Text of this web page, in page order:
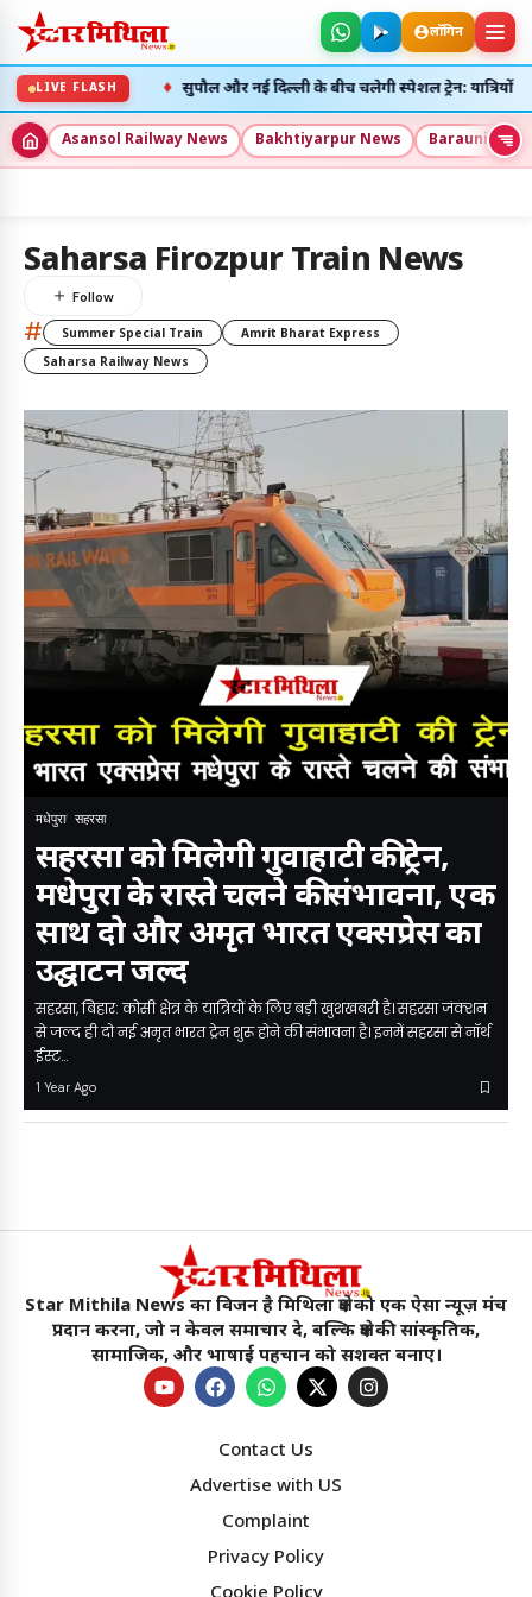
Asansol Railway News Bakhtiyarpur News Barauni News
लॉगिन
LIVE FLASH
रद्द सुपौल और नई दिल्ली के बीच चलेगी स्पेशल ट्रेन: यात्रियों की
8 अग॰ 2026
उदय: --:--
Saharsa Firozpur Train News
# Summer Special Train
Amrit Bharat Express
Saharsa Railway News
मधेपुरा सहरसा
सहरसा को मिलेगी गुवाहाटी की ट्रेन,
मधेपुरा के रास्ते चलने की संभावना, एक
साथ दो और अमृत भारत एक्सप्रेस का
उद्घाटन जल्द
सहरसा, बिहार: कोसी क्षेत्र के यात्रियों के लिए बड़ी खुशखबरी है। सहरसा जंक्शन
से जल्द ही दो नई अमृत भारत ट्रेन शुरू होने की संभावना है। इनमें सहरसा से नॉर्थ
ईस्ट…
1 Year Ago
Star Mithila News का विजन है मिथिला क्षेत्र को एक ऐसा न्यूज़ मंच
प्रदान करना, जो न केवल समाचार दे, बल्कि क्षेत्र की सांस्कृतिक,
सामाजिक, और भाषाई पहचान को सशक्त बनाए।
Contact Us
Advertise with US
Complaint
Privacy Policy
Cookie Policy